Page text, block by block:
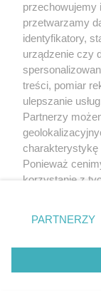
przechowujemy
przetwarzamy
identyfikatory,
urządzenie czy
treści, pomiar
ulepszanie
Partnerzy
charakterystykę
Ponieważ
korzystanie z
zmienić/
znajdujący się
rodzaje
użytkownika,
przetwarzaniu.
PARTNERZY